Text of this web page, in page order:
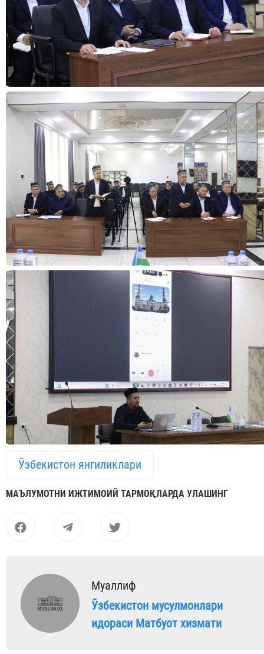
Ўзбекистон янгиликлари
МАЪЛУМОТНИ ИЖТИМОИЙ ТАРМОҚЛАРДА УЛАШИНГ
Муаллиф
Ўзбекистон мусулмонлари
идораси Матбуот хизмати